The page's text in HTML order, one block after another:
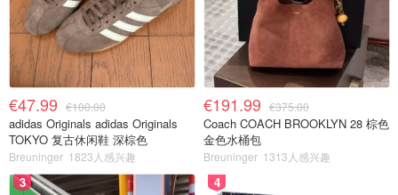
€47.99 €100.00
adidas Originals adidas Originals
TOKYO 复古休闲鞋 深棕色
Breuninger 1823人感兴趣
€191.99 €375.00
Coach COACH BROOKLYN 28 棕色
金色水桶包
Breuninger 1313人感兴趣
3 4